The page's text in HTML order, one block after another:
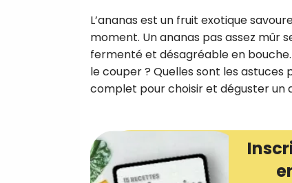
L’ananas est un fruit exotique
moment. Un ananas pas assez mûr
fermenté et désagréable en
le couper ? Quelles sont les astuces
complet pour choisir et déguster un